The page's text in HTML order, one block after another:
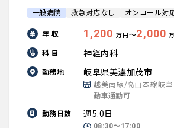
一般病院 救急対応なし オンコール対
年 収 1,200 万円〜2,000
科 目 神経内科
勤務地 岐阜県美濃加茂市
越美南線/高山本線岐
動車通勤可
勤務日数
週5.0日
08:30〜17:00